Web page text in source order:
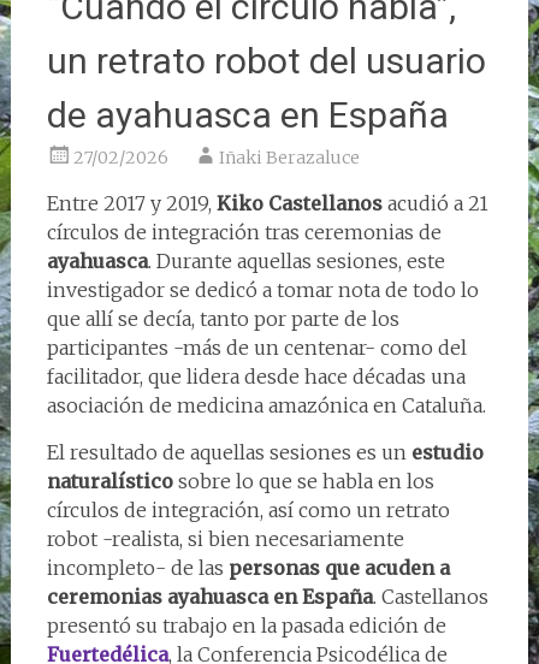
un retrato robot del usuario
de ayahuasca en España
27/02/2026 Iñaki Berazaluce
Entre 2017 y 2019, Kiko Castellanos acudió a 21
círculos de integración tras ceremonias de
ayahuasca. Durante aquellas sesiones, este
investigador se dedicó a tomar nota de todo lo
que allí se decía, tanto por parte de los
participantes -más de un centenar- como del
facilitador, que lidera desde hace décadas una
asociación de medicina amazónica en Cataluña.
El resultado de aquellas sesiones es un estudio
naturalísticosobre lo que se habla en los
círculos de integración, así como un retrato
robot -realista, si bien necesariamente
incompleto- de las personas que acuden a
ceremonias ayahuasca en España. Castellanos
presentó su trabajo en la pasada edición de
Fuertedélica, la Conferencia Psicodélica de